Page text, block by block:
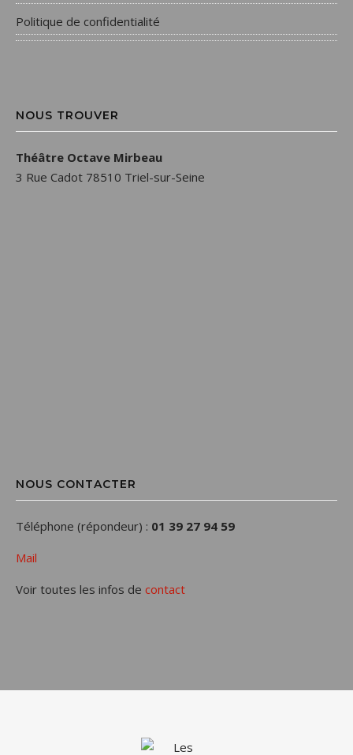
Politique de confidentialité
NOUS TROUVER
Théâtre Octave Mirbeau
3 Rue Cadot 78510 Triel-sur-Seine
NOUS CONTACTER
Téléphone (répondeur) : 01 39 27 94 59
Mail
Voir toutes les infos de contact